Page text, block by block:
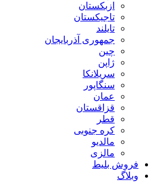
ازبکستان
تاجیکستان
تایلند
جمهوری آذربایجان
چین
ژاپن
سریلانکا
سنگاپور
عمان
قزاقستان
قطر
کره جنوبی
مالدیو
مالزی
فروش بلیط
وبلاگ